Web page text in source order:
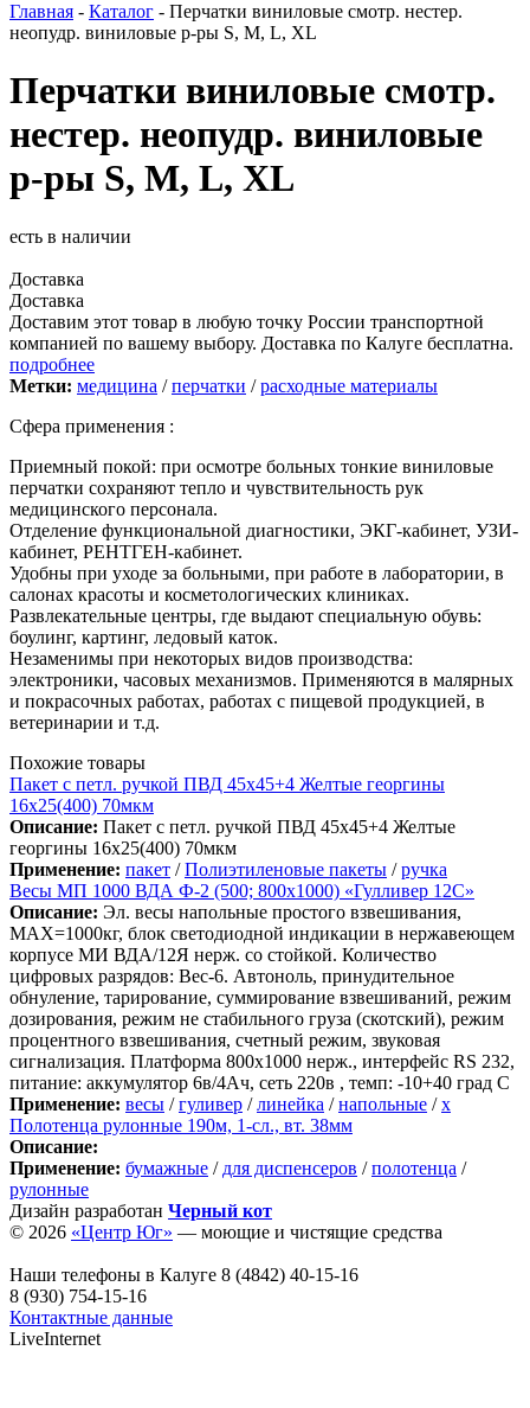
Главная - Каталог - Перчатки виниловые смотр. нестер.
неопудр. виниловые р-ры S, M, L, XL
Перчатки виниловые смотр.
нестер. неопудр. виниловые
р-ры S, M, L, XL
есть в наличии
Доставка
Доставка
Доставим этот товар в любую точку России транспортной
компанией по вашему выбору. Доставка по Калуге бесплатна.
подробнее
Метки: медицина /перчатки /расходные материалы
Сфера применения :
Приемный покой: при осмотре больных тонкие виниловые
перчатки сохраняют тепло и чувствительность рук
медицинского персонала.
Отделение функциональной диагностики, ЭКГ-кабинет, УЗИ-
кабинет, РЕНТГЕН-кабинет.
Удобны при уходе за больными, при работе в лаборатории, в
салонах красоты и косметологических клиниках.
Развлекательные центры, где выдают специальную обувь:
боулинг, картинг, ледовый каток.
Незаменимы при некоторых видов производства:
электроники, часовых механизмов. Применяются в малярных
и покрасочных работах, работах с пищевой продукцией, в
ветеринарии и т.д.
Похожие товары
Пакет с петл. ручкой ПВД 45х45+4 Желтые георгины
16х25(400) 70мкм
Описание: Пакет с петл. ручкой ПВД 45х45+4 Желтые
георгины 16х25(400) 70мкм
Применение: пакет /Полиэтиленовые пакеты /ручка
Весы МП 1000 ВДА Ф-2 (500; 800х1000) «Гулливер 12С»
Описание: Эл. весы напольные простого взвешивания,
МАХ=1000кг, блок светодиодной индикации в нержавеющем
корпусе МИ ВДА/12Я нерж. со стойкой. Количество
цифровых разрядов: Вес-6. Автоноль, принудительное
обнуление, тарирование, суммирование взвешиваний, режим
дозирования, режим не стабильного груза (скотский), режим
процентного взвешивания, счетный режим, звуковая
сигнализация. Платформа 800х1000 нерж., интерфейс RS 232,
питание: аккумулятор 6в/4Ач, сеть 220в , темп: -10+40 град С
Применение: весы /гуливер /линейка /напольные /х
Полотенца рулонные 190м, 1-сл., вт. 38мм
Описание:
Применение: бумажные / для диспенсеров /полотенца /
рулонные
Дизайн разработан Черный кот
© 2026 «Центр Юг» — моющие и чистящие средства
Наши телефоны в Калуге 8 (4842) 40-15-16
8 (930) 754-15-16
Контактные данные
LiveInternet